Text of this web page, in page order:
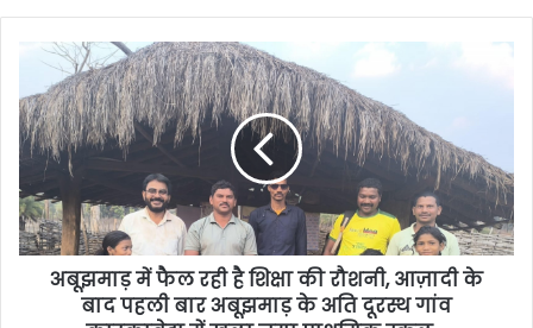
अबूझमाड़ में फैल रही है शिक्षा की रौशनी, ​आज़ादी के
बाद पहली बार अबूझमाड़ के अति दूरस्थ गांव